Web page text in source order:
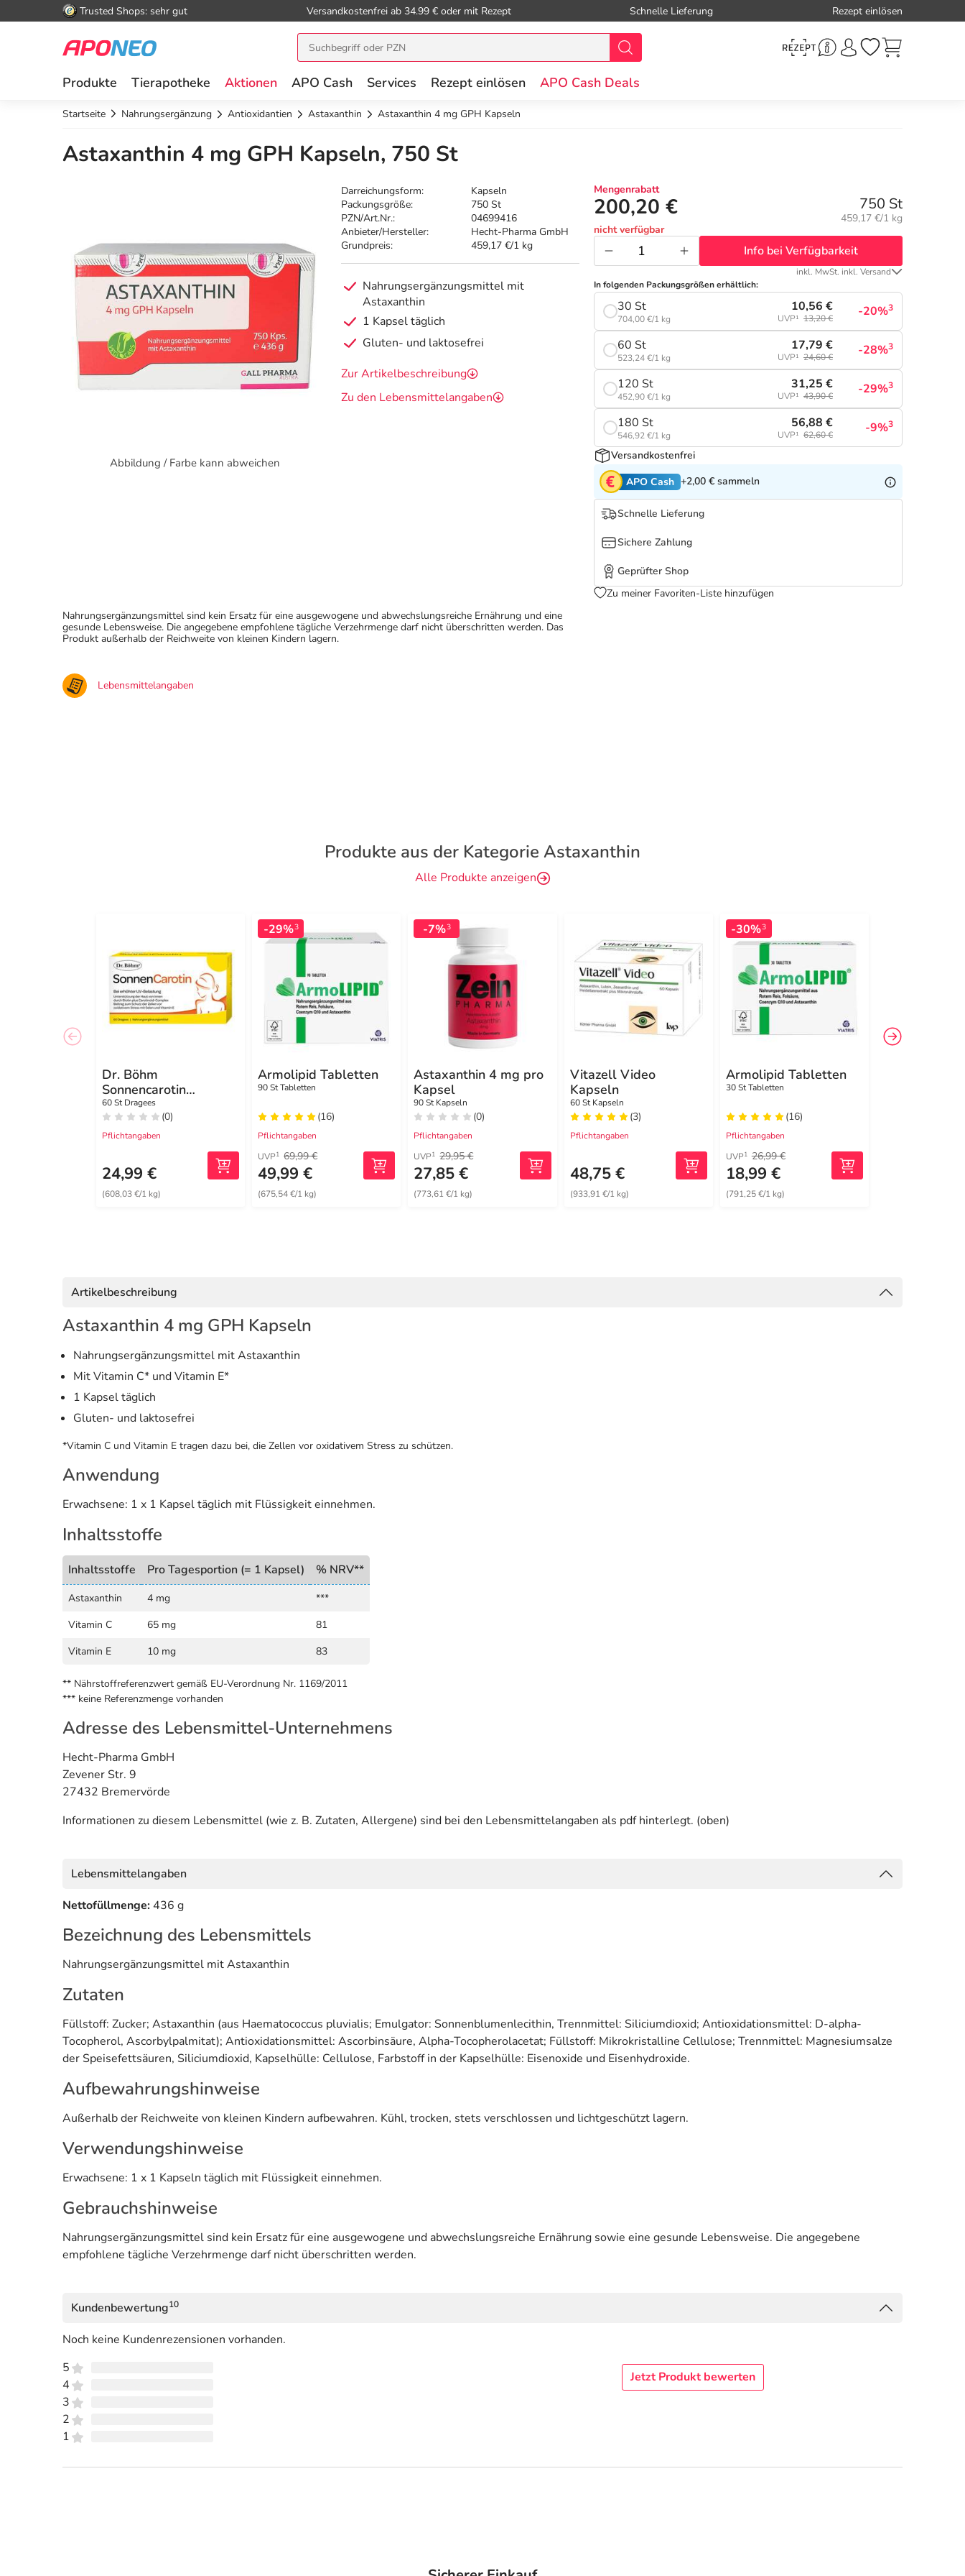
Trusted Shops: sehr gut Versandkostenfrei ab 34.99 € oder mit Rezept Schnelle Lieferung Rezept einlösen
Produkte Tierapotheke Aktionen APO Cash Services Rezept einlösen APO Cash Deals
Startseite Nahrungsergänzung Antioxidantien Astaxanthin Astaxanthin 4 mg GPH Kapseln
Astaxanthin 4 mg GPH Kapseln, 750 St
Abbildung / Farbe kann abweichen
Darreichungsform:
Kapseln
Packungsgröße:
750 St
PZN/Art.Nr.:
04699416
Anbieter/Hersteller:
Hecht-Pharma GmbH
Grundpreis:
459,17 €/1 kg
Nahrungsergänzungsmittel mit
Astaxanthin
1 Kapsel täglich
Gluten- und laktosefrei
Zur Artikelbeschreibung
Zu den Lebensmittelangaben
Mengenrabatt
200,20 € 750 St
Grundpreis:
459,17 €/1 kg
nicht verfügbar
Info bei Verfügbarkeit
inkl. MwSt. inkl. Versand
In folgenden Packungsgrößen erhältlich:
30 St
704,00 €/1 kg
10,56 €
UVP¹ 13,20 € -20%3
60 St
523,24 €/1 kg
17,79 €
UVP¹ 24,60 € -28%3
120 St
452,90 €/1 kg
31,25 €
UVP¹ 43,90 € -29%3
180 St
546,92 €/1 kg
56,88 €
UVP¹ 62,60 € -9%3
Versandkostenfrei
APO Cash +2,00 € sammeln
Schnelle Lieferung
Sichere Zahlung
Geprüfter Shop
Zu meiner Favoriten-Liste hinzufügen
Nahrungsergänzungsmittel sind kein Ersatz für eine ausgewogene und abwechslungsreiche Ernährung und eine
gesunde Lebensweise. Die angegebene empfohlene tägliche Verzehrmenge darf nicht überschritten werden. Das
Produkt außerhalb der Reichweite von kleinen Kindern lagern.
Lebensmittelangaben
Produkte aus der Kategorie Astaxanthin
Alle Produkte anzeigen
Dr. Böhm
Sonnencarotin
Dragees
60 St Dragees
(0)
Pflichtangaben
24,99 €
(608,03 €/1 kg)
-29%3
Armolipid Tabletten
90 St Tabletten
(16)
Pflichtangaben
UVP1 69,99 €
49,99 €
(675,54 €/1 kg)
-7%3
Astaxanthin 4 mg pro
Kapsel
90 St Kapseln
(0)
Pflichtangaben
UVP1 29,95 €
27,85 €
(773,61 €/1 kg)
Vitazell Video
Kapseln
60 St Kapseln
(3)
Pflichtangaben
48,75 €
(933,91 €/1 kg)
-30%3
Armolipid Tabletten
30 St Tabletten
(16)
Pflichtangaben
UVP1 26,99 €
18,99 €
(791,25 €/1 kg)
Artikelbeschreibung
Astaxanthin 4 mg GPH Kapseln
Nahrungsergänzungsmittel mit Astaxanthin
Mit Vitamin C* und Vitamin E*
1 Kapsel täglich
Gluten- und laktosefrei
*Vitamin C und Vitamin E tragen dazu bei, die Zellen vor oxidativem Stress zu schützen.
Anwendung
Erwachsene: 1 x 1 Kapsel täglich mit Flüssigkeit einnehmen.
Inhaltsstoffe
Inhaltsstoffe Pro Tagesportion (= 1 Kapsel) % NRV**
Astaxanthin 4 mg
***
Vitamin C
65 mg
81
Vitamin E
10 mg 83
** Nährstoffreferenzwert gemäß EU-Verordnung Nr. 1169/2011
*** keine Referenzmenge vorhanden
Adresse des Lebensmittel-Unternehmens
Hecht-Pharma GmbH
Zevener Str. 9
27432 Bremervörde
Informationen zu diesem Lebensmittel (wie z. B. Zutaten, Allergene) sind bei den Lebensmittelangaben als pdf hinterlegt. (oben)
Lebensmittelangaben
Nettofüllmenge: 436 g
Bezeichnung des Lebensmittels
Nahrungsergänzungsmittel mit Astaxanthin
Zutaten
Füllstoff: Zucker; Astaxanthin (aus Haematococcus pluvialis; Emulgator: Sonnenblumenlecithin, Trennmittel: Siliciumdioxid; Antioxidationsmittel: D-alpha-
Tocopherol, Ascorbylpalmitat); Antioxidationsmittel: Ascorbinsäure, Alpha-Tocopherolacetat; Füllstoff: Mikrokristalline Cellulose; Trennmittel: Magnesiumsalze
der Speisefettsäuren, Siliciumdioxid, Kapselhülle: Cellulose, Farbstoff in der Kapselhülle: Eisenoxide und Eisenhydroxide.
Aufbewahrungshinweise
Außerhalb der Reichweite von kleinen Kindern aufbewahren. Kühl, trocken, stets verschlossen und lichtgeschützt lagern.
Verwendungshinweise
Erwachsene: 1 x 1 Kapseln täglich mit Flüssigkeit einnehmen.
Gebrauchshinweise
Nahrungsergänzungsmittel sind kein Ersatz für eine ausgewogene und abwechslungsreiche Ernährung sowie eine gesunde Lebensweise. Die angegebene
empfohlene tägliche Verzehrmenge darf nicht überschritten werden.
Kundenbewertung10
Noch keine Kundenrezensionen vorhanden.
5
4
3
2
1
Jetzt Produkt bewerten